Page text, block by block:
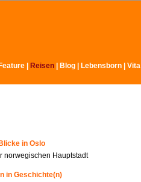
Feature Reisen Blog | Lebensborn Vita
in Oslo
norwegischen Hauptstadt
in Geschichte(n)